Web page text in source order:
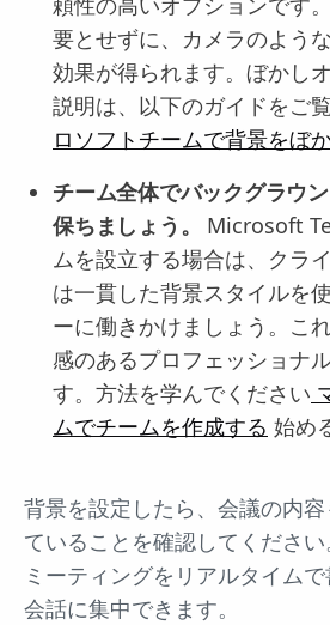
要とせずに、カメラのよう
効果が得られます。ぼかし
説明は、以下のガイドをご覧
ロソフトチームで背景をぼ
チーム全体でバックグラウ
保ちましょう。
Microsoft
ムを設立する場合は、クラ
は一貫した背景スタイルを
ーに働きかけましょう。こ
感のあるプロフェッショナ
す。方法を学んでください
ムでチームを作成する 始め
背景を設定したら、会議の内
ていることを確認してくださ
ミーティングをリアルタイムで
会話に集中できます。